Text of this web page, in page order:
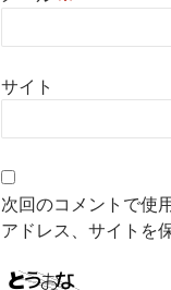
サイト
次回のコメントで使
アドレス、サイトを